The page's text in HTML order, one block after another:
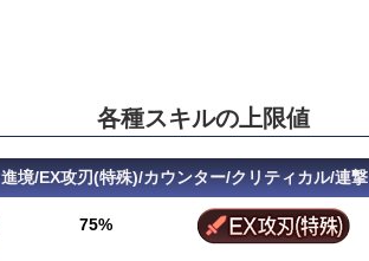
各種スキルの上限値
進境/EX攻刃(特殊)/カウンター/クリティカル/連撃
75%